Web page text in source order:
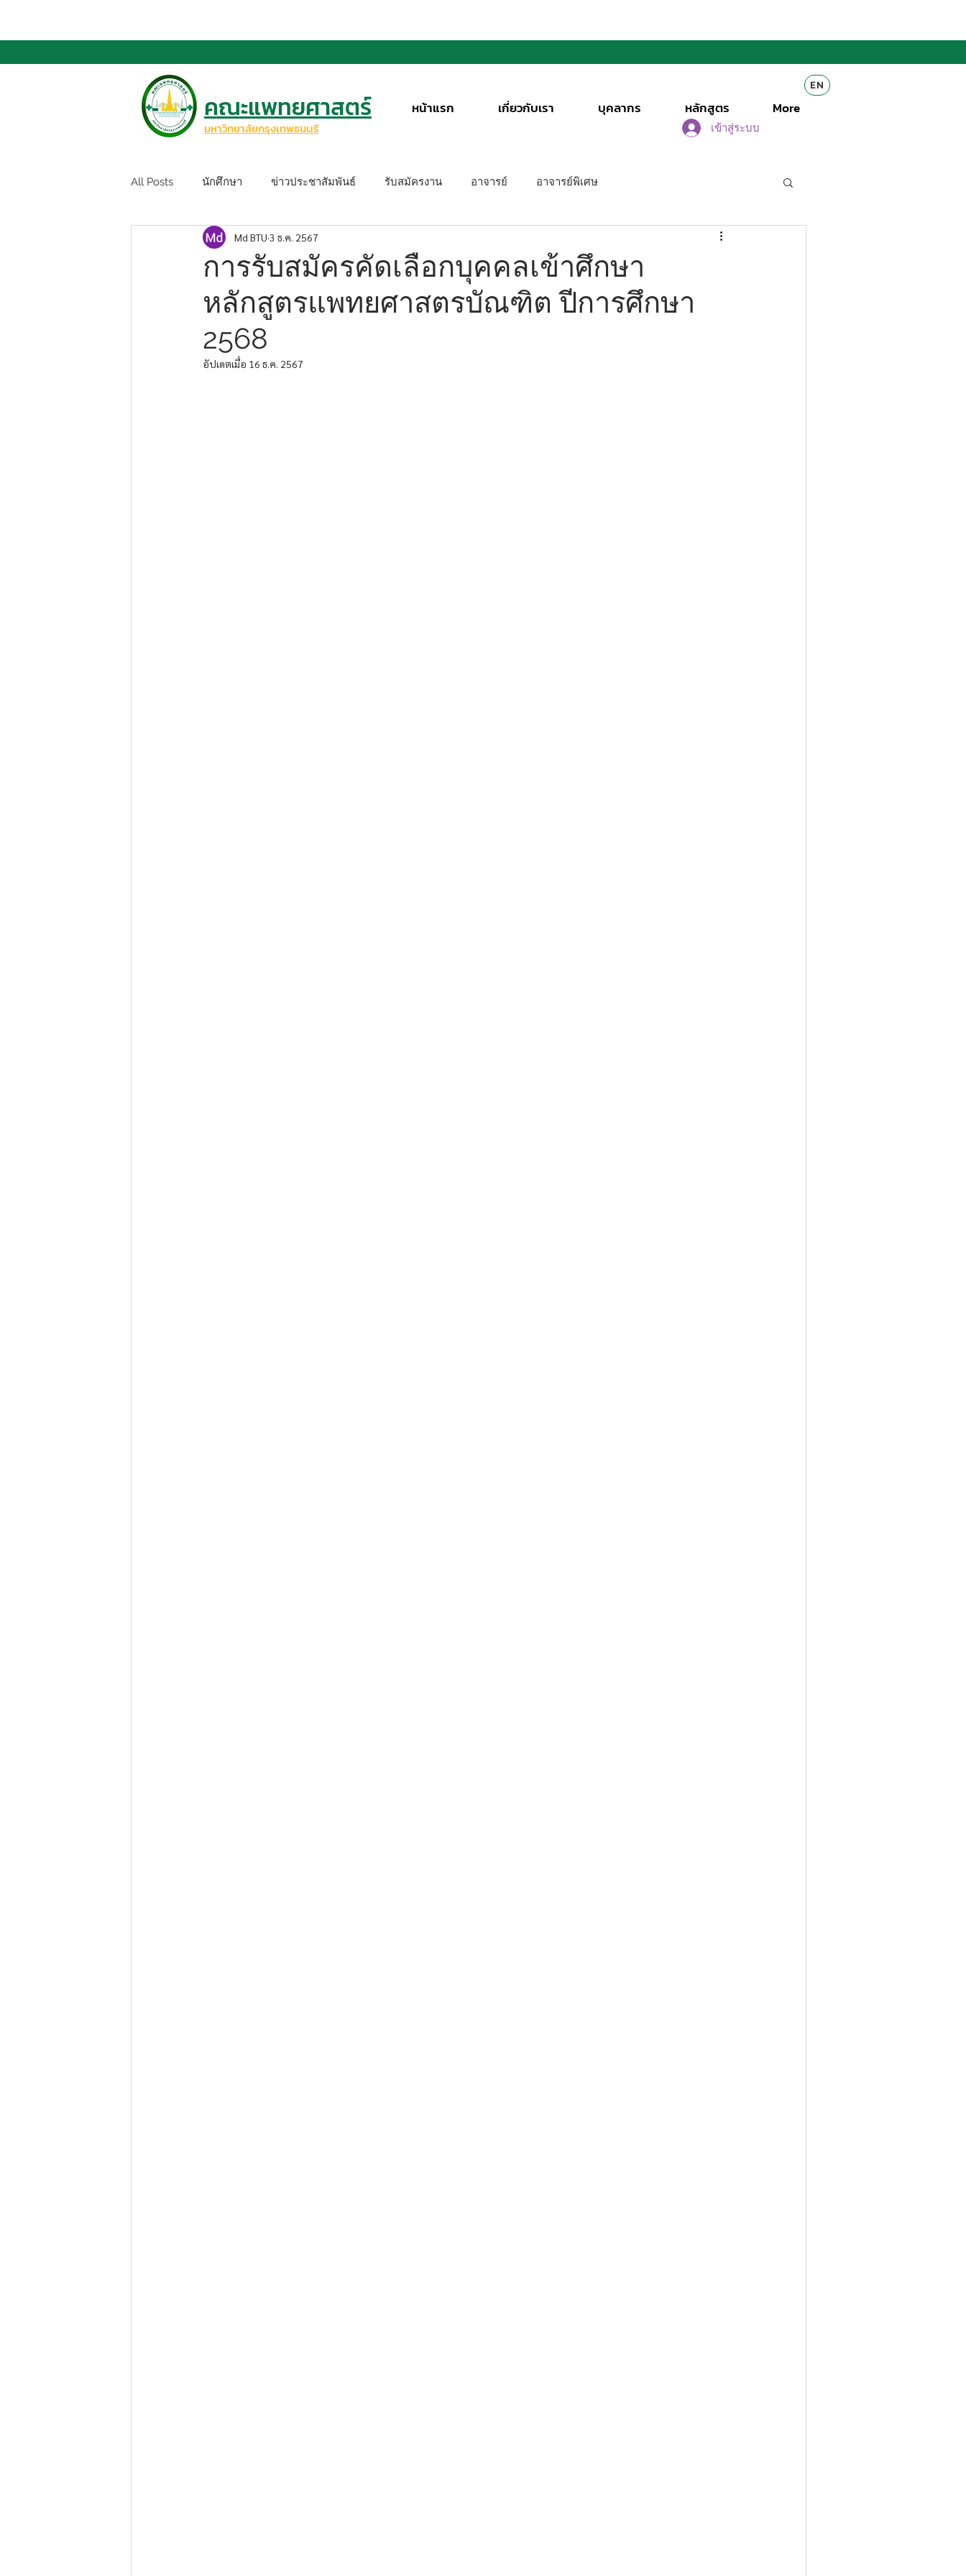
คณะแพทยศาสตร์
มหาวิทยาลัยกรุงเทพธนบุรี
EN
หน้าแรก เกี่ยวกับเรา บุคลากร หลักสูตร More
เข้าสู่ระบบ
All Posts นักศึกษา ข่าวประชาสัมพันธ์ รับสมัครงาน อาจารย์ อาจารย์พิเศษ
การรับสมัครคัดเลือกบุคคลเข้าศึกษา
หลักสูตรแพทยศาสตรบัณฑิต ปีการศึกษา
2568
Md BTU 3 ธ.ค. 2567
อัปเดตเมื่อ 16 ธ.ค. 2567